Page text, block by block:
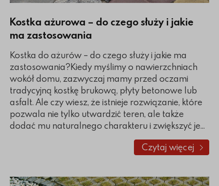
Kostka ażurowa – do czego służy i jakie
ma zastosowania
Kostka do ażurów – do czego służy i jakie ma
zastosowania?Kiedy myślimy o nawierzchniach
wokół domu, zazwyczaj mamy przed oczami
tradycyjną kostkę brukową, płyty betonowe lub
asfalt. Ale czy wiesz, że istnieje rozwiązanie, które
pozwala nie tylko utwardzić teren, ale także
dodać mu naturalnego charakteru i zwiększyć je...
Czytaj więcej
o Kostka